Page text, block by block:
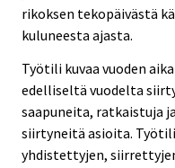
rikoksen tekopäivästä
kuluneesta ajasta.
Työtili kuvaa vuoden
edelliseltä vuodelta
saapuneita, ratkaistuja
siirtyneitä asioita.
yhdistettyjen,